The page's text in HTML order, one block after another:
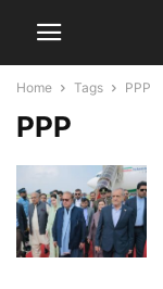
Home Tags PPP
PPP